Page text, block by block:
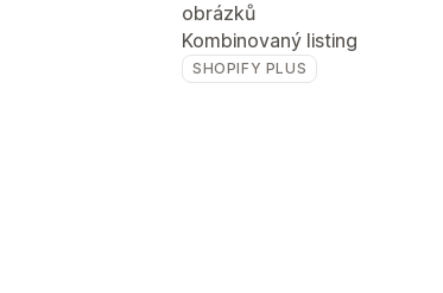
obrázků
Kombinovaný listing
SHOPIFY PLUS